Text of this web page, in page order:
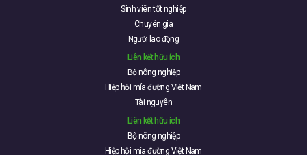
Sinh viên tốt nghiệp
Chuyên gia
Người lao động
Liên kết hữu ích
Bộ nông nghiệp
Hiệp hội mía đường Việt Nam
Tài nguyên
Liên kết hữu ích
Bộ nông nghiệp
Hiệp hội mía đường Việt Nam